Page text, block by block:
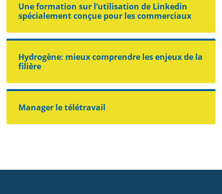
Une formation sur l’utilisation de Linkedin
spécialement conçue pour les commerciaux
Hydrogène: mieux comprendre les enjeux de la
filière
Manager le télétravail